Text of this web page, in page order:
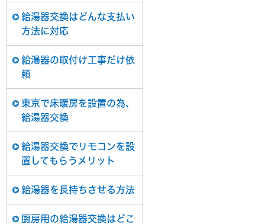
給湯器交換はどんな支払い
方法に対応
給湯器の取付け工事だけ依
頼
東京で床暖房を設置の為、
給湯器交換
給湯器交換でリモコンを設
置してもらうメリット
給湯器を長持ちさせる方法
厨房用の給湯器交換はどこ